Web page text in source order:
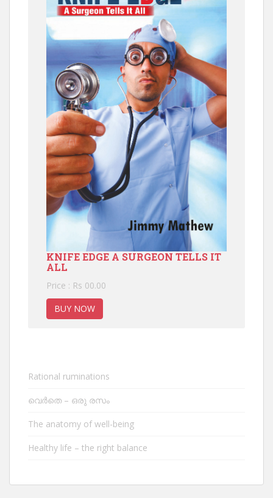
KNIFE EDGE A SURGEON TELLS IT
ALL
Price : Rs 00.00
BUY NOW
Rational ruminations
വെർതെ – ഒരു രസം
The anatomy of well-being
Healthy life – the right balance